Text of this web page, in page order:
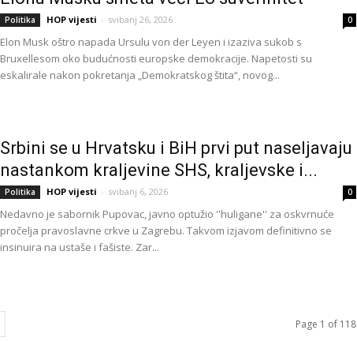
Politika HOP vijesti - svibanj 26, 2026 0
Elon Musk oštro napada Ursulu von der Leyen i izaziva sukob s
Bruxellesom oko budućnosti europske demokracije. Napetosti su
eskalirale nakon pokretanja „Demokratskog štita“, novog...
Srbini se u Hrvatsku i BiH prvi put naseljavaju
nastankom kraljevine SHS, kraljevske i...
Politika HOP vijesti - svibanj 6, 2026 0
Nedavno je sabornik Pupovac, javno optužio ''huligane'' za oskvrnuće
pročelja pravoslavne crkve u Zagrebu. Takvom izjavom definitivno se
insinuira na ustaše i fašiste. Zar...
Page 1 of 118